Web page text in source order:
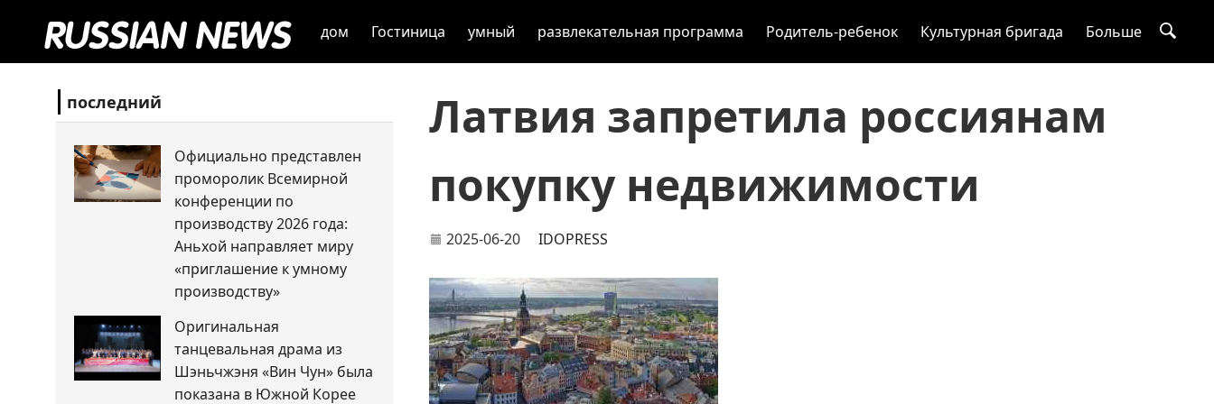
дом Гостиница умный развлекательная программа Родитель-ребенок Культурная бригада Больше
последний
Официально представлен
проморолик Всемирной
конференции по
производству 2026 года:
Аньхой направляет миру
«приглашение к умному
производству»
Оригинальная
танцевальная драма из
Шэньчжэня «Вин Чун» была
показана в Южной Корее
Латвия запретила россиянам
покупку недвижимости
2025-06-20IDOPRESS